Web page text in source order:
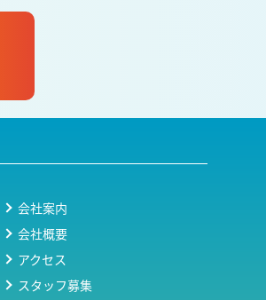
会社案内
会社概要
アクセス
スタッフ募集